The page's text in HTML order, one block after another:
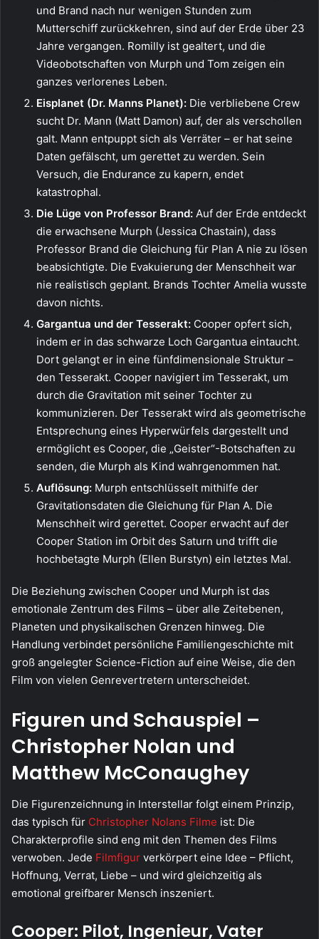
und Brand nach nur wenigen Stunden zum
Mutterschiff zurückkehren, sind auf der Erde über 23
Jahre vergangen. Romilly ist gealtert, und die
Videobotschaften von Murph und Tom zeigen ein
ganzes verlorenes Leben.
Eisplanet (Dr. Manns Planet): Die verbliebene Crew
sucht Dr. Mann (Matt Damon) auf, der als verschollen
galt. Mann entpuppt sich als Verräter – er hat seine
Daten gefälscht, um gerettet zu werden. Sein
Versuch, die Endurance zu kapern, endet
katastrophal.
Die Lüge von Professor Brand: Auf der Erde entdeckt
die erwachsene Murph (Jessica Chastain), dass
Professor Brand die Gleichung für Plan A nie zu lösen
beabsichtigte. Die Evakuierung der Menschheit war
nie realistisch geplant. Brands Tochter Amelia wusste
davon nichts.
Gargantua und der Tesserakt: Cooper opfert sich,
indem er in das schwarze Loch Gargantua eintaucht.
Dort gelangt er in eine fünfdimensionale Struktur –
den Tesserakt. Cooper navigiert im Tesserakt, um
durch die Gravitation mit seiner Tochter zu
kommunizieren. Der Tesserakt wird als geometrische
Entsprechung eines Hyperwürfels dargestellt und
ermöglicht es Cooper, die „Geister“-Botschaften zu
senden, die Murph als Kind wahrgenommen hat.
Auflösung: Murph entschlüsselt mithilfe der
Gravitationsdaten die Gleichung für Plan A. Die
Menschheit wird gerettet. Cooper erwacht auf der
Cooper Station im Orbit des Saturn und trifft die
hochbetagte Murph (Ellen Burstyn) ein letztes Mal.
Die Beziehung zwischen Cooper und Murph ist das
emotionale Zentrum des Films – über alle Zeitebenen,
Planeten und physikalischen Grenzen hinweg. Die
Handlung verbindet persönliche Familiengeschichte mit
groß angelegter Science-Fiction auf eine Weise, die den
Film von vielen Genrevertretern unterscheidet.
Figuren und Schauspiel –
Christopher Nolan und
Matthew McConaughey
Die Figurenzeichnung in Interstellar folgt einem Prinzip,
das typisch für Christopher Nolans Filme ist: Die
Charakterprofile sind eng mit den Themen des Films
verwoben. Jede Filmfigur verkörpert eine Idee – Pflicht,
Hoffnung, Verrat, Liebe – und wird gleichzeitig als
emotional greifbarer Mensch inszeniert.
Cooper: Pilot, Ingenieur, Vater